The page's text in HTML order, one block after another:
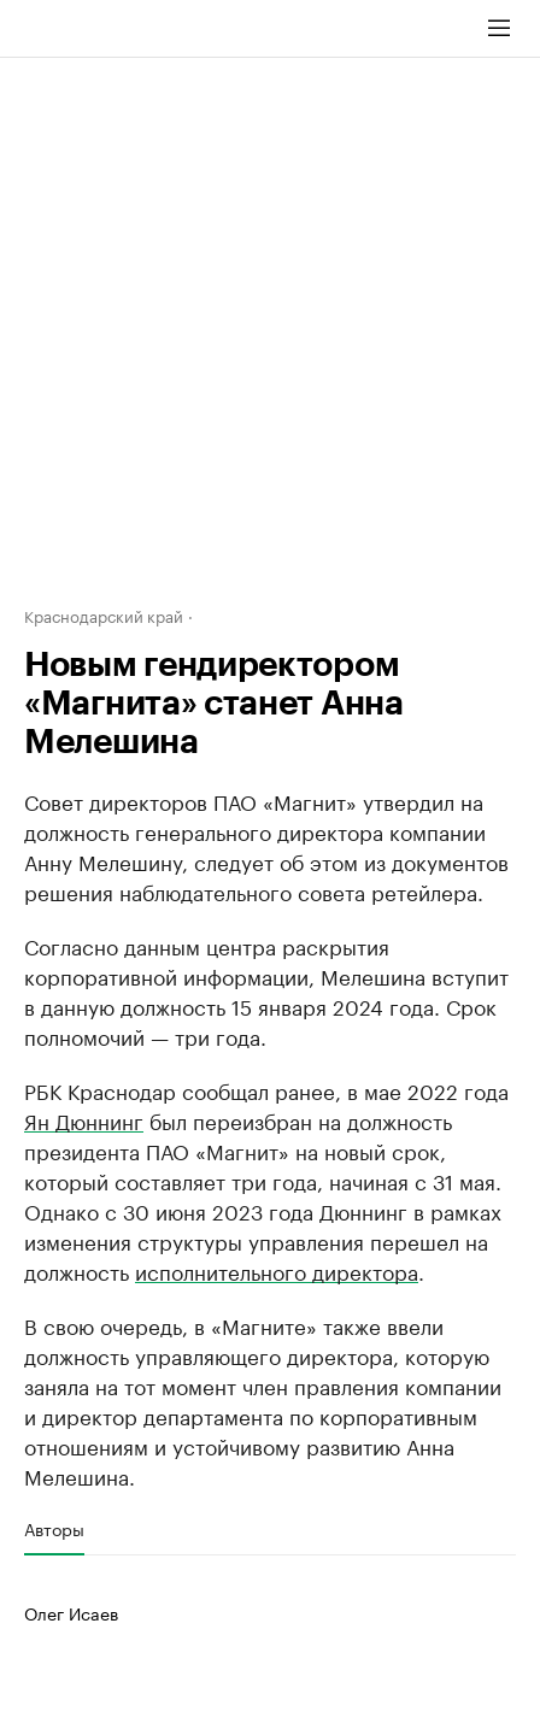
Краснодарский край
Новым гендиректором
«Магнита» станет Анна
Мелешина
Совет директоров ПАО «Магнит» утвердил на
должность генерального директора компании
Анну Мелешину, следует об этом из документов
решения наблюдательного совета ретейлера.
Согласно данным центра раскрытия
корпоративной информации, Мелешина вступит
в данную должность 15 января 2024 года. Срок
полномочий — три года.
РБК Краснодар сообщал ранее, в мае 2022 года
Ян Дюннинг был переизбран на должность
президента ПАО «Магнит» на новый срок,
который составляет три года, начиная с 31 мая.
Однако с 30 июня 2023 года Дюннинг в рамках
изменения структуры управления перешел на
должность исполнительного директора
В свою очередь, в «Магните» также ввели
должность управляющего директора, которую
заняла на тот момент член правления компании
и директор департамента по корпоративным
отношениям и устойчивому развитию Анна
Мелешина.
Авторы
Олег Исаев